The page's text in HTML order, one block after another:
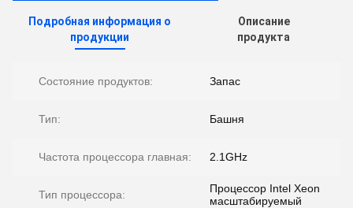
Подробная информация о
продукции
Описание
продукта
Состояние продуктов: Запас
Тип: Башня
Частота процессора главная: 2.1GHz
Тип процессора:
Процессор Intel Xeon
масштабируемый